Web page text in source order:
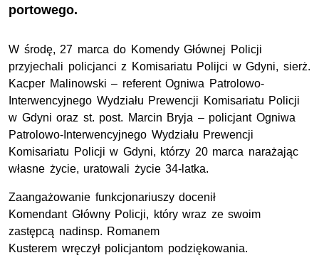
portowego.
W środę, 27 marca do Komendy Głównej Policji
przyjechali policjanci z Komisariatu Polijci w Gdyni, sierż.
Kacper Malinowski – referent Ogniwa Patrolowo-
Interwencyjnego Wydziału Prewencji Komisariatu Policji
w Gdyni oraz st. post. Marcin Bryja – policjant Ogniwa
Patrolowo-Interwencyjnego Wydziału Prewencji
Komisariatu Policji w Gdyni, którzy 20 marca narażając
własne życie, uratowali życie 34-latka.
Zaangażowanie funkcjonariuszy docenił
Komendant Główny Policji, który wraz ze swoim
zastępcą nadinsp. Romanem
Kusterem wręczył policjantom podziękowania.